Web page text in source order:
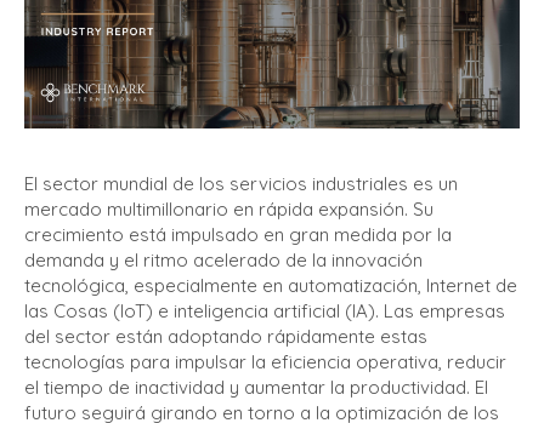
El sector mundial de los servicios industriales es un
mercado multimillonario en rápida expansión. Su
crecimiento está impulsado en gran medida por la
demanda y el ritmo acelerado de la innovación
tecnológica, especialmente en automatización, Internet de
las Cosas (IoT) e inteligencia artificial (IA). Las empresas
del sector están adoptando rápidamente estas
tecnologías para impulsar la eficiencia operativa, reducir
el tiempo de inactividad y aumentar la productividad. El
futuro seguirá girando en torno a la optimización de los